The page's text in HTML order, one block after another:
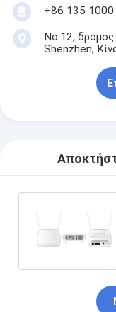
+86 135 1000
No.12, δρόμος
Shenzhen,